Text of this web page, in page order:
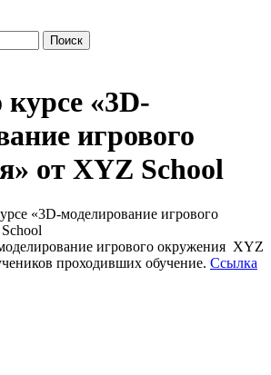
«3D-
игрового
от XYZ School
«3D-моделирование игрового
игрового окружения XYZ
проходивших обучение. Ссылка